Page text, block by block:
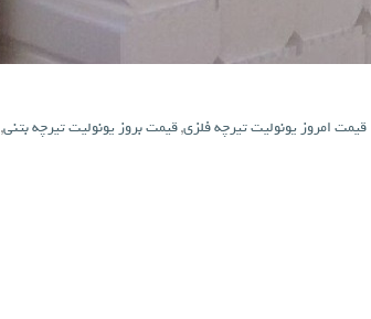
قیمت امروز یونولیت تیرچه فلزی,قیمت بروز یونولیت تیرچه بتنی,